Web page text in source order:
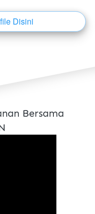
Disini
Bersama